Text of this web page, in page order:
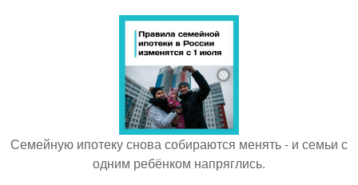
Семейную ипотеку снова собираются менять - и семьи с
одним ребёнком напряглись.